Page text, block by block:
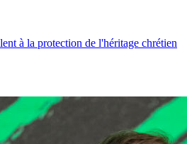
à la protection de l'héritage chrétien